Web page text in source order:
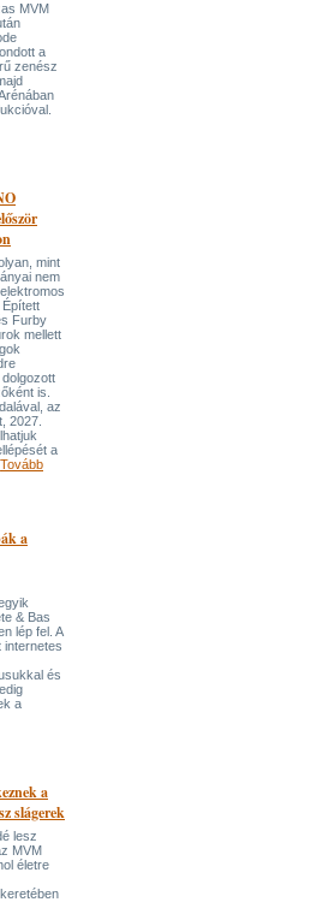
MVM
a
zenész
mint
nem
Furby
mellett
is.
az
2027.
a
Tovább
a
& Bas
lép fel. A
internetes
és
a
a
slágerek
lesz
MVM
életre